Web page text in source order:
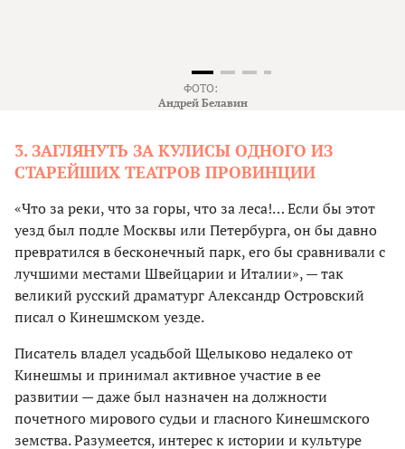
ФОТО:
Андрей Белавин
3. ЗАГЛЯНУТЬ ЗА КУЛИСЫ ОДНОГО ИЗ
СТАРЕЙШИХ ТЕАТРОВ ПРОВИНЦИИ
«Что за реки, что за горы, что за леса!… Если бы этот
уезд был подле Москвы или Петербурга, он бы давно
превратился в бесконечный парк, его бы сравнивали с
лучшими местами Швейцарии и Италии», — так
великий русский драматург Александр Островский
писал о Кинешмском уезде.
Писатель владел усадьбой Щелыково недалеко от
Кинешмы и принимал активное участие в ее
развитии — даже был назначен на должности
почетного мирового судьи и гласного Кинешмского
земства. Разумеется, интерес к истории и культуре